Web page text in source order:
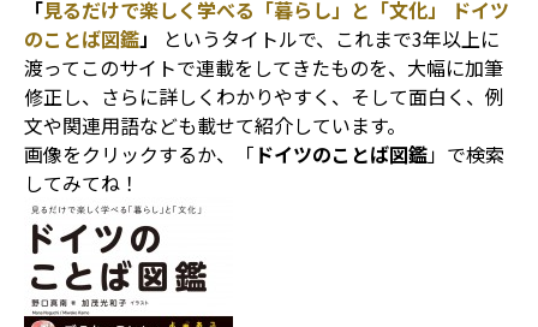
「見るだけで楽しく学べる「暮らし」と「文化」 ドイツ
のことば図鑑」
というタイトルで、これまで3年以上に
渡ってこのサイトで連載をしてきたものを、大幅に加筆
修正し、さらに詳しくわかりやすく、そして面白く、例
文や関連用語なども載せて紹介しています。
画像をクリックするか、「 ドイツのことば図鑑」で検索
してみてね！